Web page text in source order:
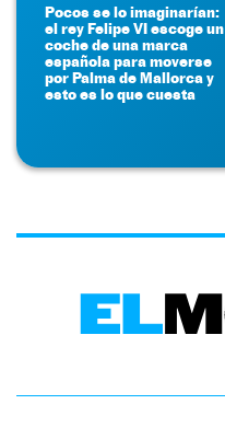
Pocos se lo imaginarían:
el rey Felipe VI escoge un
coche de una marca
española para moverse
por Palma de Mallorca y
esto es lo que cuesta